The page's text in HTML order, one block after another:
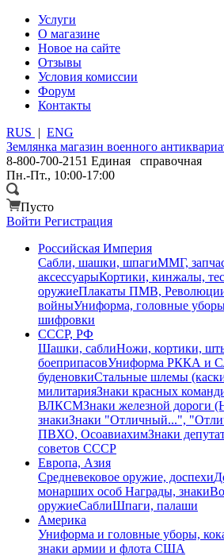
Услуги
О магазине
Новое на сайте
Отзывы
Условия комиссии
Форум
Контакты
RUS | ENG
Землянка магазин военного
8-800-700-2151 Единая справочная
Пн.-Пт., 10:00-17:00
Пусто
Войти Регистрация
Российская Империя
Сабли, шашки, шпагиММГ,
аксессуарыКортики, кинжалы,
оружиеПлакаты ПМВ,
войныУниформа, головные
шифровки
СССР, РФ
Шашки, саблиНожи, кортики,
боеприпасовУниформа РККА и
буденовкиСтальные шлемы
милитарияЗнаки красных
ВЛКСМЗнаки железной
знакиЗнаки "Отличный...",
ПВХО, ОсоавиахимЗнаки
советов СССР
Европа, Азия
Средневековое оружие, доспехи
монарших особ Награды, знаки
оружиеСаблиШпаги, палаши
Америка
Униформа и головные уборы,
знаки армии и флота США